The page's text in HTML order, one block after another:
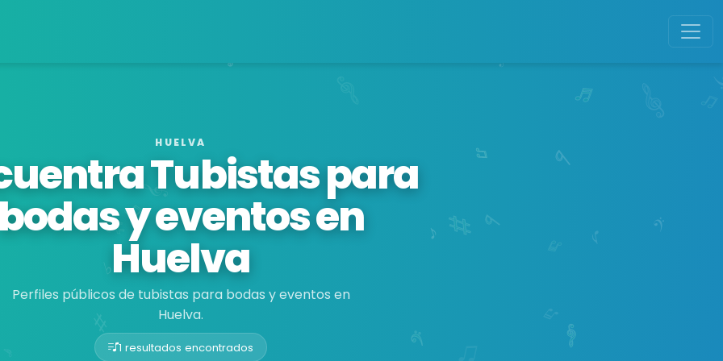
HUELVA
Tubistas para
y eventos en
Huelva
Perfiles públicos de tubistas para bodas y eventos en
Huelva.
1 resultados encontrados